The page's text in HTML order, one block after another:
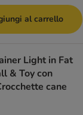
al carrello
Light in Fat
& Toy con
cane